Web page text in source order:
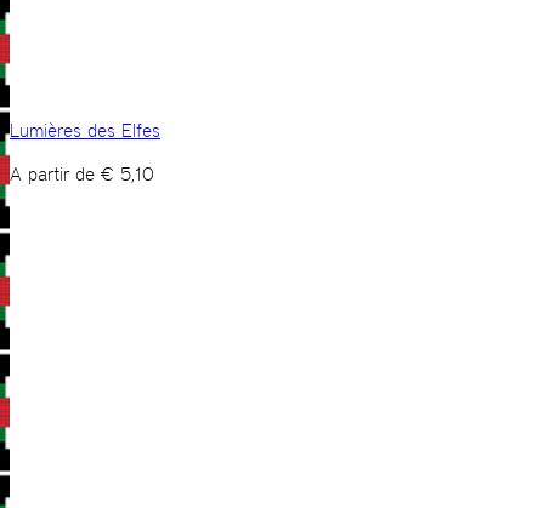
Lumières des Elfes
A partir de € 5,10